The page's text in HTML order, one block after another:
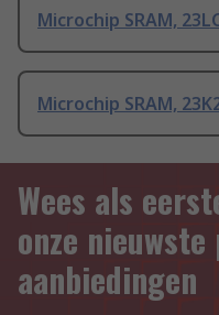
Microchip SRAM,
Microchip SRAM,
Wees als
onze
aanbiedingen